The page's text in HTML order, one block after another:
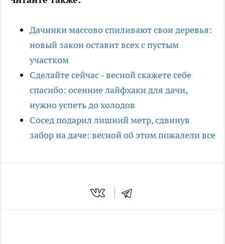
Дачники массово спиливают свои деревья:
новый закон оставит всех с пустым
участком
Сделайте сейчас - весной скажете себе
спасибо: осенние лайфхаки для дачи,
нужно успеть до холодов
Сосед подарил лишний метр, сдвинув
забор на даче: весной об этом пожалели все